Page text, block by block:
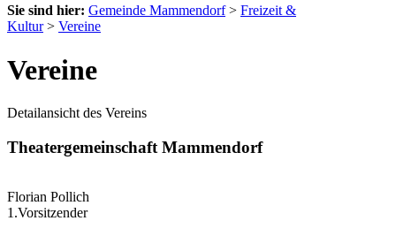
Sie sind hier: Gemeinde Mammendorf> Freizeit &
Kultur> Vereine
Vereine
Detailansicht des Vereins
Theatergemeinschaft Mammendorf
Florian Pollich
1.Vorsitzender